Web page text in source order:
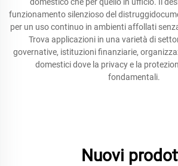
funzionamento silenzioso del
per un uso continuo in ambienti affollati
Trova applicazioni in una varietà di
governative, istituzioni finanziarie,
domestici dove la privacy e la
fondamentali.
Nuovi